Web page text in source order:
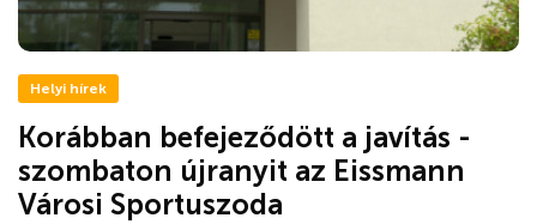
Helyi hírek
Korábban befejeződött a javítás -
szombaton újranyit az Eissmann
Városi Sportuszoda